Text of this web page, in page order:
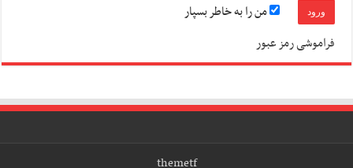
من را به خاطر بسپار
فراموشی رمز عبور
themetf